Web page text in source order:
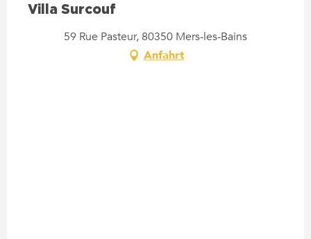
Villa Surcouf
59 Rue Pasteur, 80350 Mers-les-Bains
Anfahrt